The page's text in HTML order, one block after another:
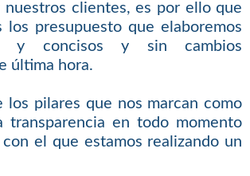
nuestros clientes, es por ello que
los presupuesto que elaboremos
y concisos y sin cambios
última hora.
los pilares que nos marcan como
transparencia en todo momento
el que estamos realizando un